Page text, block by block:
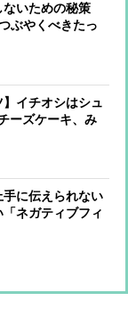
ないための秘策
ぶやくべきたっ
】イチオシはシュ
ーズケーキ、み
に伝えられない
ネガティブフィ